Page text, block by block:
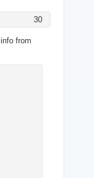
30
from